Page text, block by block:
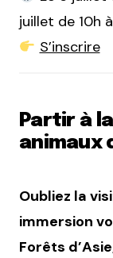
juillet de 10h à
S’inscrire
Partir à
animaux
Oubliez la
immersion
Forêts